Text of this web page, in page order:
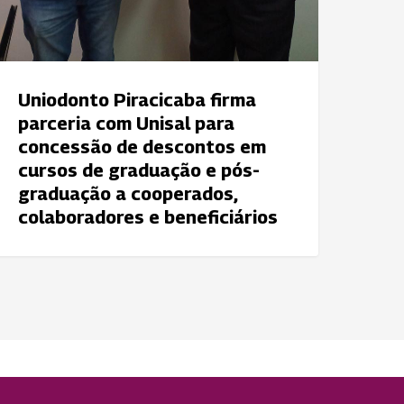
Uniodonto Piracicaba firma
parceria com Unisal para
concessão de descontos em
cursos de graduação e pós-
graduação a cooperados,
colaboradores e beneficiários